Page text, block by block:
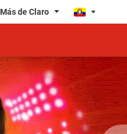
Más de Claro